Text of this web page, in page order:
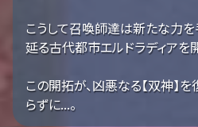
こうして召喚師達は新たな力
延る古代都市エルドラディアを
この開拓が、凶悪なる【双神】
らずに...。